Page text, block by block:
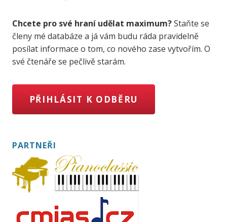
Chcete pro své hraní udělat maximum?Staňte se
členy mé databáze a já vám budu ráda pravidelně
posílat informace o tom, co nového zase vytvořím. O
své čtenáře se pečlivě starám.
PŘIHLÁSIT K ODBĚRU
PARTNEŘI